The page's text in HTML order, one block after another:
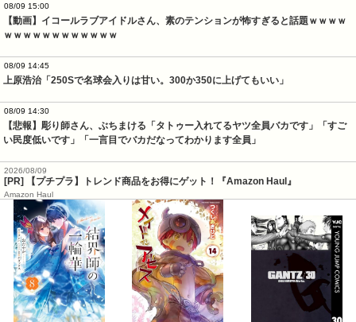
08/09 15:00
【動画】イコールラブアイドルさん、素のテンションが怖すぎると話題ｗｗｗｗ
ｗｗｗｗｗｗｗｗｗｗｗｗ
08/09 14:45
上原浩治「250Sで名球会入りは甘い。300か350に上げてもいい」
08/09 14:30
【悲報】彫り師さん、ぶちまける「タトゥー入れてるヤツ全員バカです」「すご
い民度低いです」「一言目でバカだなってわかります全員」
2026/08/09
[PR] 【プチプラ】トレンド商品をお得にゲット！『Amazon Haul』
Amazon Haul